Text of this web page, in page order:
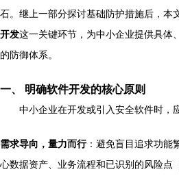
石。继上一部分探讨基础防护措施后，本
开发这一关键环节，为中小企业提供具体
的防御体系。
一、 明确软件开发的核心原则
中小企业在开发或引入安全软件时，
需求导向，量力而行：避免盲目追求功能
心数据资产、业务流程和已识别的风险点